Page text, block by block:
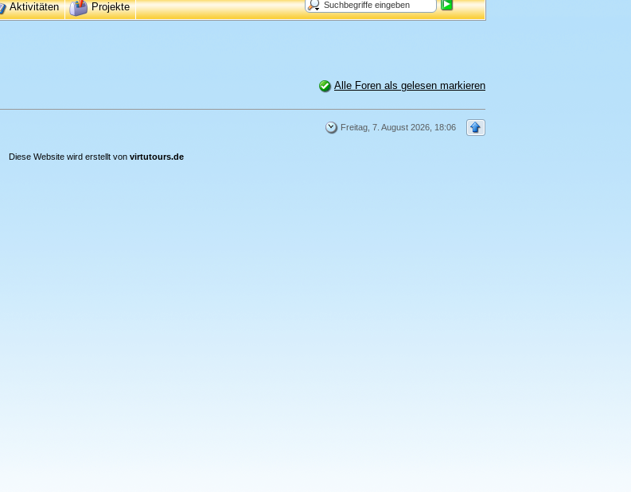
Aktivitäten Projekte
Alle Foren als gelesen markieren
Freitag, 7. August 2026, 18:06
Diese Website wird erstellt von virtutours.de